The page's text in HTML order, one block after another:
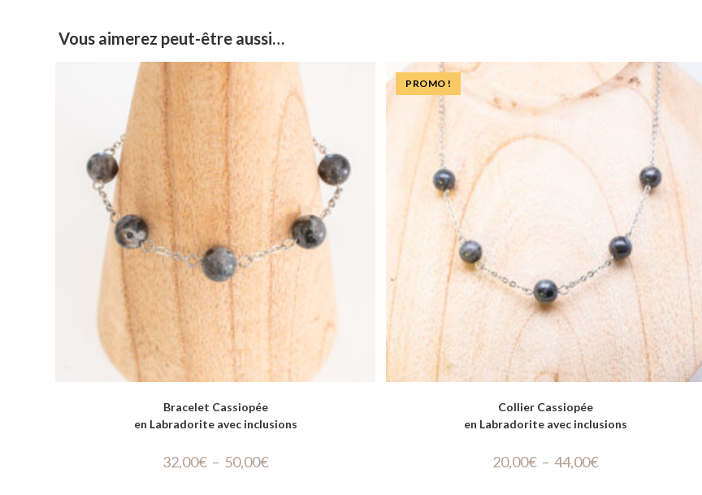
Vous aimerez peut-être aussi…
Bracelet Cassiopée
en Labradorite avec inclusions
32,00€ – 50,00€
PROMO !
Collier Cassiopée
en Labradorite avec inclusions
20,00€ – 44,00€